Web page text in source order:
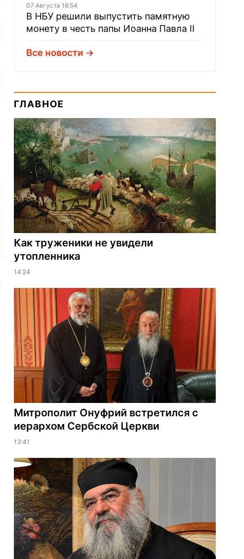
07 Августа 16:54
В НБУ решили выпустить памятную
монету в честь папы Иоанна Павла II
Все новости
ГЛАВНОЕ
Как труженики не увидели
утопленника
14:24
Митрополит Онуфрий встретился с
иерархом Сербской Церкви
13:41